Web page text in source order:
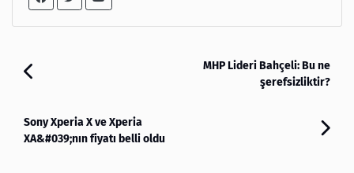
MHP Lideri Bahçeli: Bu ne
şerefsizliktir?
Sony Xperia X ve Xperia
XA&#039;nın fiyatı belli oldu